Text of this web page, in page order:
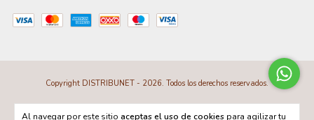
Al navegar por este sitio aceptas el uso de cookies para agilizar tu
Copyright DISTRIBUNET - 2026. Todos los derechos reservados.